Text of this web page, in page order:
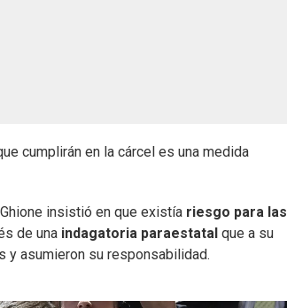
cumplirán en la cárcel es una medida
insistió en que existía riesgo para las
de una indagatoria paraestatal que a su
y asumieron su responsabilidad.